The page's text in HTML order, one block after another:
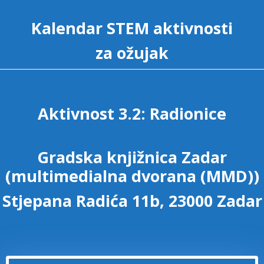
Kalendar STEM aktivnosti
za ožujak
Aktivnost 3.2: Radionice
Gradska knjižnica Zadar
(multimedialna dvorana (MMD))
Stjepana Radića 11b, 23000 Zadar